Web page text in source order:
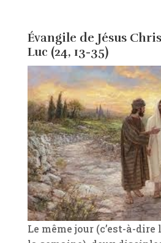
Évangile de Jésus
Luc (24, 13-35)
Le même jour (c’est-à-